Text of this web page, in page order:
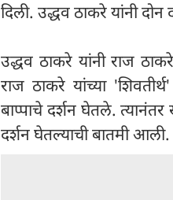
दिली. उद्धव ठाकरे यांनी
उद्धव ठाकरे यांनी राज
राज ठाकरे यांच्या
बाप्पाचे दर्शन घेतले.
दर्शन घेतल्याची बातमी आली.